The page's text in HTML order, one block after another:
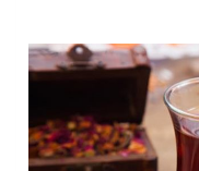
كأس العالم للرياضات الإلكترونية شاهد على ريادة المملكة والنهضة الشاملة فيها